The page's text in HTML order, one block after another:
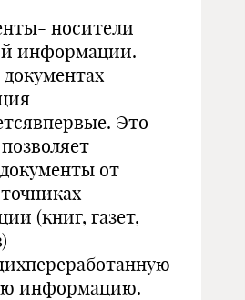
носители
информации.
Это
от
(книг, газет,
информацию.